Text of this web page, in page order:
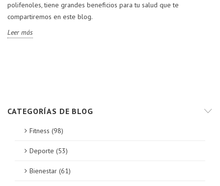
polifenoles, tiene grandes beneficios para tu salud que te
compartiremos en este blog.
Leer más
CATEGORÍAS DE BLOG
Fitness (98)
Deporte (53)
Bienestar (61)